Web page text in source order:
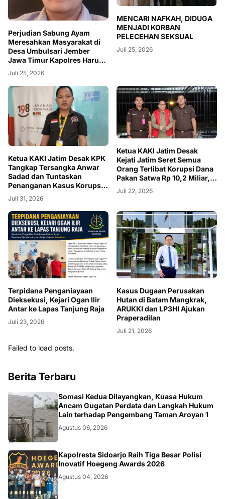
Perjudian Sabung Ayam
Meresahkan Masyarakat di
Desa Umbulsari Jember
Jawa Timur Kapolres Harus
Bertindak Tegas
Juli 25, 2026
MENCARI NAFKAH, DIDUGA
MENJADI KORBAN
PELECEHAN SEKSUAL
Juli 25, 2026
Ketua KAKI Jatim Desak KPK
Tangkap Tersangka Anwar
Sadad dan Tuntaskan
Penanganan Kasus Korupsi
Dana Hibah Jatim Pada
Tahun 2026 Ini
Juli 31, 2026
Ketua KAKI Jatim Desak
Kejati Jatim Seret Semua
Orang Terlibat Korupsi Dana
Pakan Satwa Rp 10,2 Miliar,
Bukan Hanya Choirul Anwar
Juli 22, 2026
Terpidana Penganiayaan
Dieksekusi, Kejari Ogan Ilir
Antar ke Lapas Tanjung Raja
Juli 23, 2026
Kasus Dugaan Perusakan
Hutan di Batam Mangkrak,
ARUKKI dan LP3HI Ajukan
Praperadilan
Juli 21, 2026
Failed to load posts.
Berita Terbaru
HUKUM.DAERAH
Somasi Kedua Dilayangkan, Kuasa Hukum
Ancam Gugatan Perdata dan Langkah Hukum
Lain terhadap Pengembang Taman Aroyan 1
Agustus 06, 2026
POLRI
Kapolresta Sidoarjo Raih Tiga Besar Polisi
Inovatif Hoegeng Awards 2026
Agustus 04, 2026